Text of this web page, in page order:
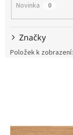
Novinka 0
Značky
Položek k zobrazení:
p